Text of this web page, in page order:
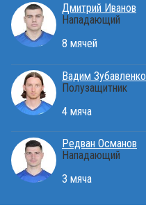
Дмитрий Иванов
Нападающий
8 мячей
Вадим Зубавленко
Полузащитник
4 мяча
Редван Османов
Нападающий
3 мяча